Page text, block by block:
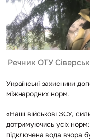
Речник ОТУ
Українські захисники
міжнародних норм.
«Наші військові ЗСУ,
дотримуючись усіх
підключена вода вчора